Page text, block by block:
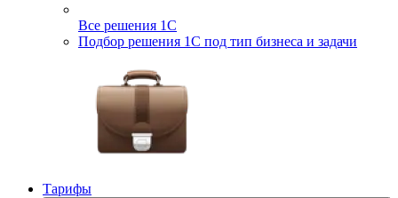
Все решения 1С
Подбор решения 1С под тип бизнеса и задачи
Тарифы